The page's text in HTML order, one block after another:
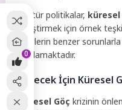
Bu tür politikalar, küresel
geliştirmek için örnek
ülkelerin benzer
sağlamaktadır.
Gelecek İçin Küresel
Küresel Göç krizinin
0